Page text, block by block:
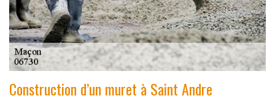
Construction d’un muret à Saint Andre